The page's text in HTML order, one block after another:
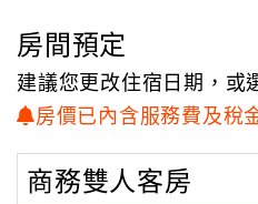
地
圖
顧
務
房間預定
建議您更改住宿日期，或
房價已內含服務費及稅
商務雙人客房